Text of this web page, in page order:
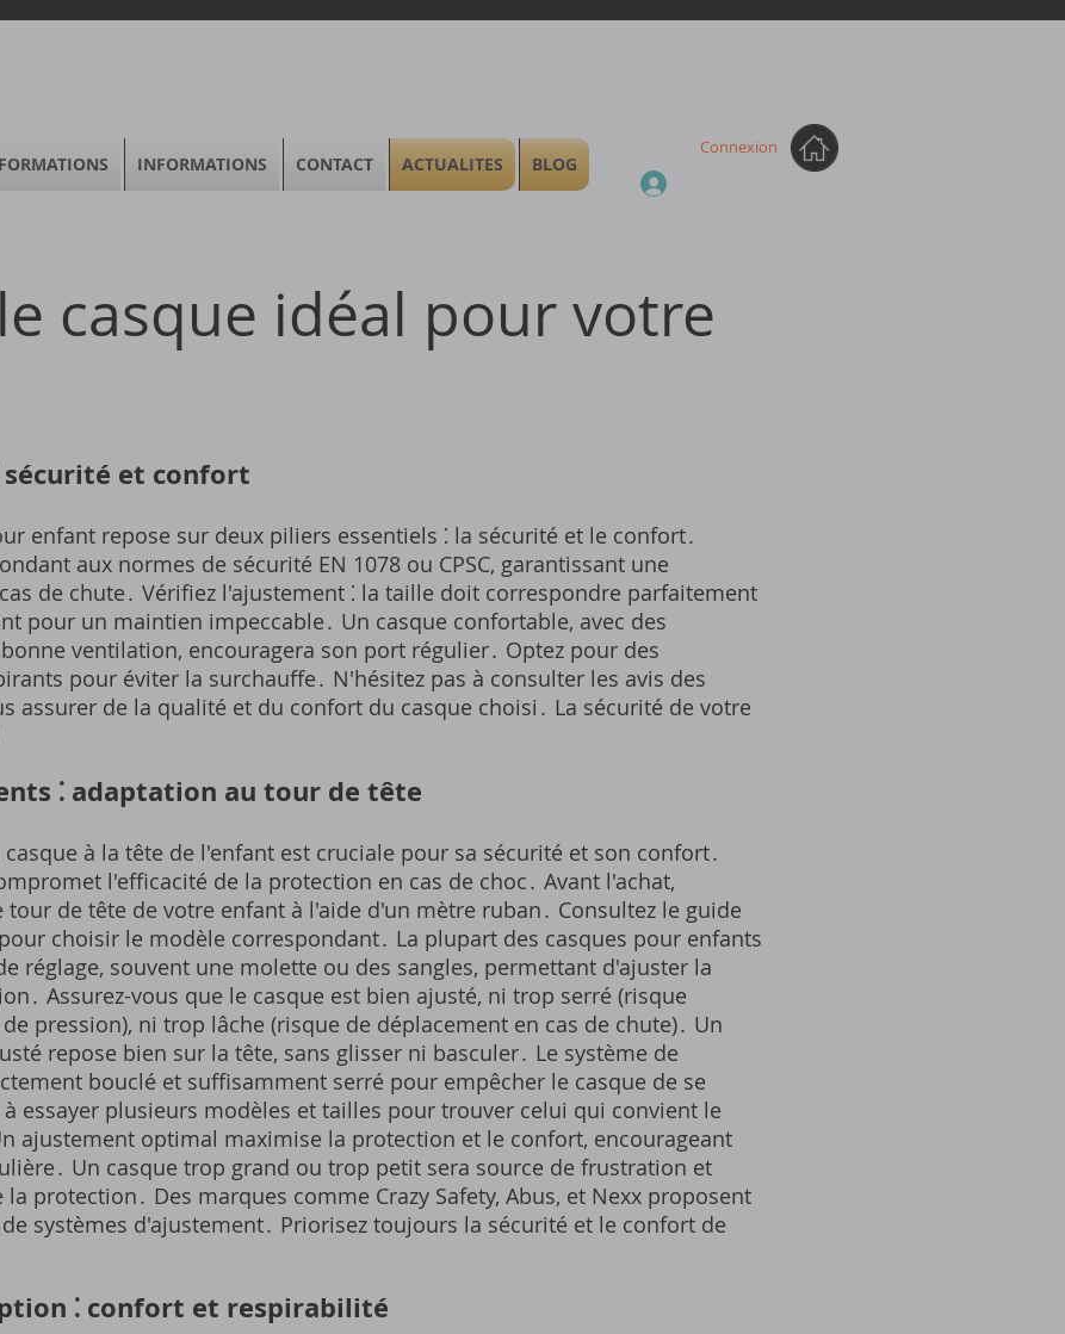
Connexion
casque idéal pour votre
sécurité et confort
enfant repose sur deux piliers essentiels ⁚ la sécurité et le confort․
aux normes de sécurité EN 1078 ou CPSC, garantissant une
de chute․ Vérifiez l'ajustement ⁚ la taille doit correspondre parfaitement
pour un maintien impeccable․ Un casque confortable, avec des
ventilation, encouragera son port régulier․ Optez pour des
pour éviter la surchauffe․ N'hésitez pas à consulter les avis des
assurer de la qualité et du confort du casque choisi․ La sécurité de votre
⁚ adaptation au tour de tête
à la tête de l'enfant est cruciale pour sa sécurité et son confort․
l'efficacité de la protection en cas de choc․ Avant l'achat,
de tête de votre enfant à l'aide d'un mètre ruban․ Consultez le guide
choisir le modèle correspondant․ La plupart des casques pour enfants
réglage, souvent une molette ou des sangles, permettant d'ajuster la
Assurez-vous que le casque est bien ajusté, ni trop serré (risque
pression), ni trop lâche (risque de déplacement en cas de chute)․ Un
repose bien sur la tête, sans glisser ni basculer․ Le système de
bouclé et suffisamment serré pour empêcher le casque de se
essayer plusieurs modèles et tailles pour trouver celui qui convient le
ajustement optimal maximise la protection et le confort, encourageant
Un casque trop grand ou trop petit sera source de frustration et
protection․ Des marques comme Crazy Safety, Abus, et Nexx proposent
systèmes d'ajustement․ Priorisez toujours la sécurité et le confort de
⁚ confort et respirabilité
FORMATIONS INFORMATIONS CONTACT ACTUALITES BLOG